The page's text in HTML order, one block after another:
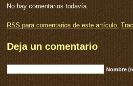
No hay comentarios todavía.
RSS para comentarios de este artículo.
Deja un comentario
Nombre